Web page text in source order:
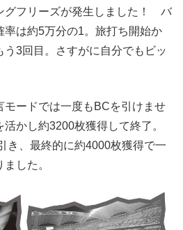
グフリーズが発生しました！ バ
率は約5万分の1。旅打ち開始か
う3回目。さすがに自分でもビッ
モードでは一度もBCを引けませ
かし約3200枚獲得して終了。
き、最終的に約4000枚獲得で一
した。